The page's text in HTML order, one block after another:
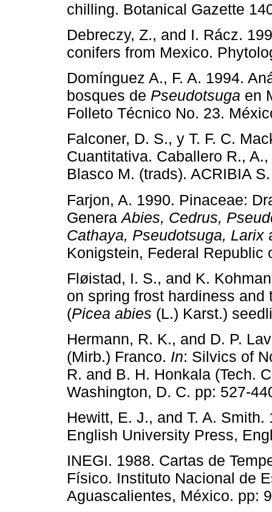
chilling. Botanical Gazette
Debreczy, Z., and I. Rácz.
conifers from Mexico.
Domínguez A., F. A. 1994.
bosques de Pseudotsuga en
Folleto Técnico No. 23.
Falconer, D. S., y T. F. C.
Cuantitativa. Caballero R.,
Blasco M. (trads). ACRIBIA
Farjon, A. 1990. Pinaceae:
GeneraAbies, Cedrus,
Cathaya, Pseudotsuga, Larix
Konigstein, Federal
Fløistad, I. S., and K.
on spring frost hardiness
(Picea abies (L.) Karst.)
Hermann, R. K., and D. P.
(Mirb.) Franco. In: Silvics of
R. and B. H. Honkala (Tech.
Washington, D. C. pp: 527-
Hewitt, E. J., and T. A.
English University Press,
INEGI. 1988. Cartas de
Físico. Instituto Nacional de
Aguascalientes, México. pp: